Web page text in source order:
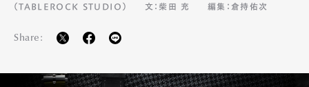
（TABLEROCK STUDIO）
文：柴田 充 編集：倉持佑次
Share: